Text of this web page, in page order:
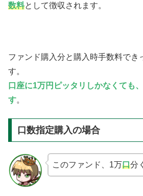
数料として徴収されます。
ファンド購入分と購入時手数料でき
す。
口座に1万円ピッタリしかなくても
す。
口数指定購入の場合
このファンド、1万口分